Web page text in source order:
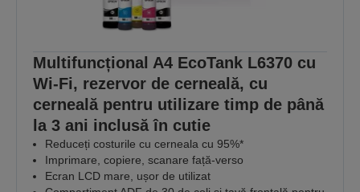
Multifuncțional A4 EcoTank L6370 cu
Wi-Fi, rezervor de cerneală, cu
cerneală pentru utilizare timp de până
la 3 ani inclusă în cutie
Reduceți costurile cu cerneala cu 95%*
Imprimare, copiere, scanare față-verso
Ecran LCD mare, ușor de utilizat